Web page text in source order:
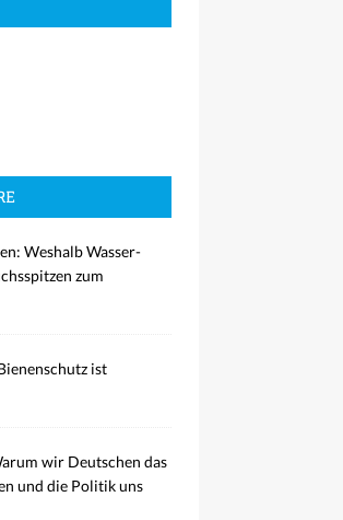
Weshalb Wasser-
zum
ist
wir Deutschen das
und die Politik uns